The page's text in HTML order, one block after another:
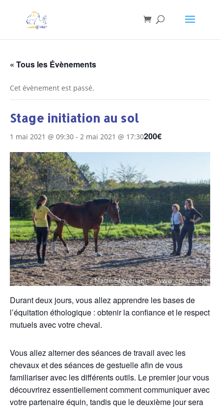
« Tous les Évènements
Cet évènement est passé.
Stage initiation au sol
1 mai 2021 @ 09:30 - 2 mai 2021 @ 17:30200€
Durant deux jours, vous allez apprendre les bases de
l’équitation éthologique : obtenir la confiance et le respect
mutuels avec votre cheval.
Vous allez alterner des séances de travail avec les
chevaux et des séances de gestuelle afin de vous
familiariser avec les différents outils. Le premier jour vous
découvrirez essentiellement comment communiquer avec
votre partenaire équin, tandis que le deuxième jour sera